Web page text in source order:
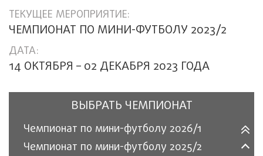
ТЕКУЩЕЕ МЕРОПРИЯТИЕ:
ЧЕМПИОНАТ ПО МИНИ-ФУТБОЛУ 2023/2
ДАТА:
14 ОКТЯБРЯ – 02 ДЕКАБРЯ 2023 ГОДА
ВЫБРАТЬ ЧЕМПИОНАТ
Чемпионат по мини-футболу 2026/1
Чемпионат по мини-футболу 2025/2